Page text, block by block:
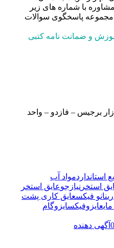
با شماره های زیر
پاسخگوی سوالات
و ضمانت نامه کتبی
– فازدو – واحد
مواد آب
نیازجوعایق استخر
فیکس عایق کاری پشت
ایزوگام
دهنده